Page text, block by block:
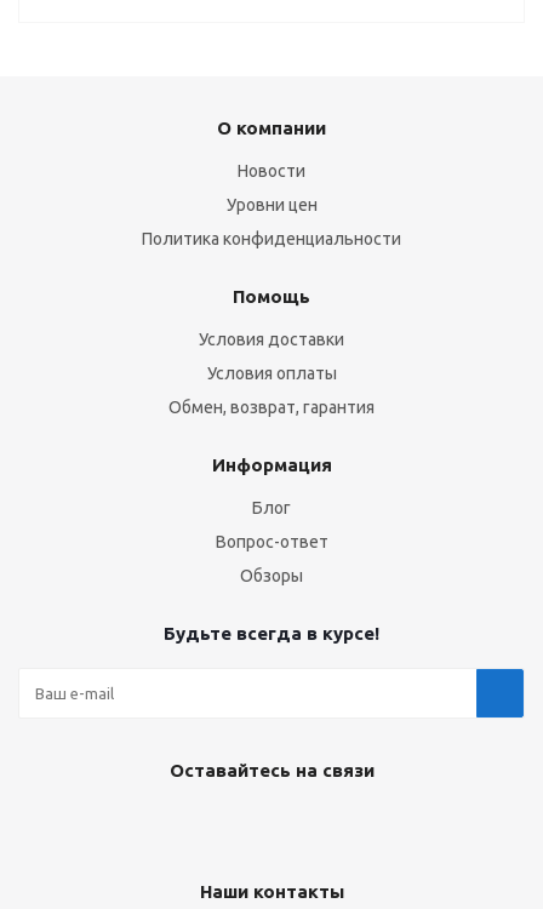
О компании
Новости
Уровни цен
Политика конфиденциальности
Помощь
Условия доставки
Условия оплаты
Обмен, возврат, гарантия
Информация
Блог
Вопрос-ответ
Обзоры
Будьте всегда в курсе!
Оставайтесь на связи
Наши контакты